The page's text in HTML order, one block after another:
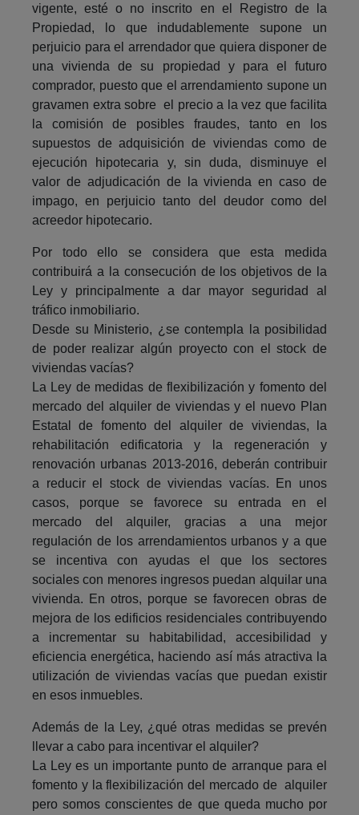
vigente, esté o no inscrito en el Registro de la
Propiedad, lo que indudablemente supone un
perjuicio para el arrendador que quiera disponer de
una vivienda de su propiedad y para el futuro
comprador, puesto que el arrendamiento supone un
gravamen extra sobre el precio a la vez que facilita
la comisión de posibles fraudes, tanto en los
supuestos de adquisición de viviendas como de
ejecución hipotecaria y, sin duda, disminuye el
valor de adjudicación de la vivienda en caso de
impago, en perjuicio tanto del deudor como del
acreedor hipotecario.
Por todo ello se considera que esta medida
contribuirá a la consecución de los objetivos de la
Ley y principalmente a dar mayor seguridad al
tráfico inmobiliario.
Desde su Ministerio, ¿se contempla la posibilidad
de poder realizar algún proyecto con el stock de
viviendas vacías?
La Ley de medidas de flexibilización y fomento del
mercado del alquiler de viviendas y el nuevo Plan
Estatal de fomento del alquiler de viviendas, la
rehabilitación edificatoria y la regeneración y
renovación urbanas 2013-2016, deberán contribuir
a reducir el stock de viviendas vacías. En unos
casos, porque se favorece su entrada en el
mercado del alquiler, gracias a una mejor
regulación de los arrendamientos urbanos y a que
se incentiva con ayudas el que los sectores
sociales con menores ingresos puedan alquilar una
vivienda. En otros, porque se favorecen obras de
mejora de los edificios residenciales contribuyendo
a incrementar su habitabilidad, accesibilidad y
eficiencia energética, haciendo así más atractiva la
utilización de viviendas vacías que puedan existir
en esos inmuebles.
Además de la Ley, ¿qué otras medidas se prevén
llevar a cabo para incentivar el alquiler?
La Ley es un importante punto de arranque para el
fomento y la flexibilización del mercado de alquiler
pero somos conscientes de que queda mucho por